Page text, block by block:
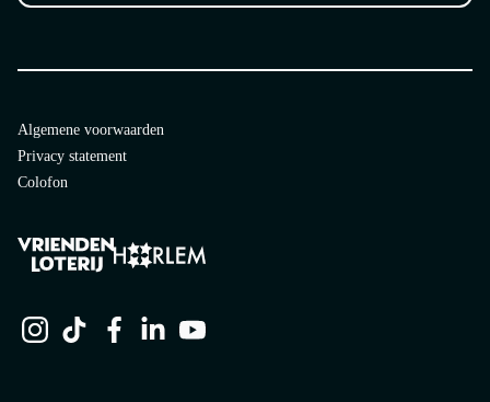
Algemene voorwaarden
Privacy statement
Colofon